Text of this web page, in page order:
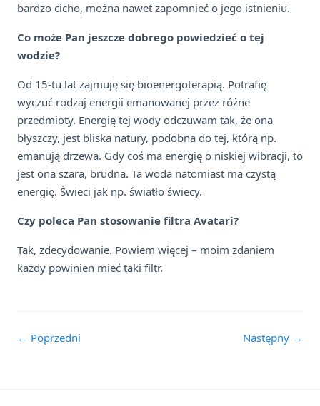
bardzo cicho, można nawet zapomnieć o jego istnieniu.
Co może Pan jeszcze dobrego powiedzieć o tej
wodzie?
Od 15-tu lat zajmuję się bioenergoterapią. Potrafię
wyczuć rodzaj energii emanowanej przez różne
przedmioty. Energię tej wody odczuwam tak, że ona
błyszczy, jest bliska natury, podobna do tej, którą np.
emanują drzewa. Gdy coś ma energię o niskiej wibracji, to
jest ona szara, brudna. Ta woda natomiast ma czystą
energię. Świeci jak np. światło świecy.
Czy poleca Pan stosowanie filtra Avatari?
Tak, zdecydowanie. Powiem więcej – moim zdaniem
każdy powinien mieć taki filtr.
← Poprzedni Następny →